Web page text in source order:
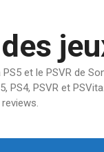
et le PSVR de
PS4, PSVR et